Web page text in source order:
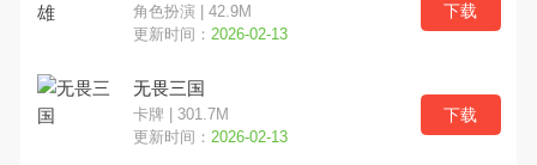
角色扮演 挂机 战棋
棋牌 恐怖
角色扮演 | 42.9M
更新时间： 2026-02-13
下载
无畏三国
卡牌 | 301.7M
更新时间： 2026-02-13
下载